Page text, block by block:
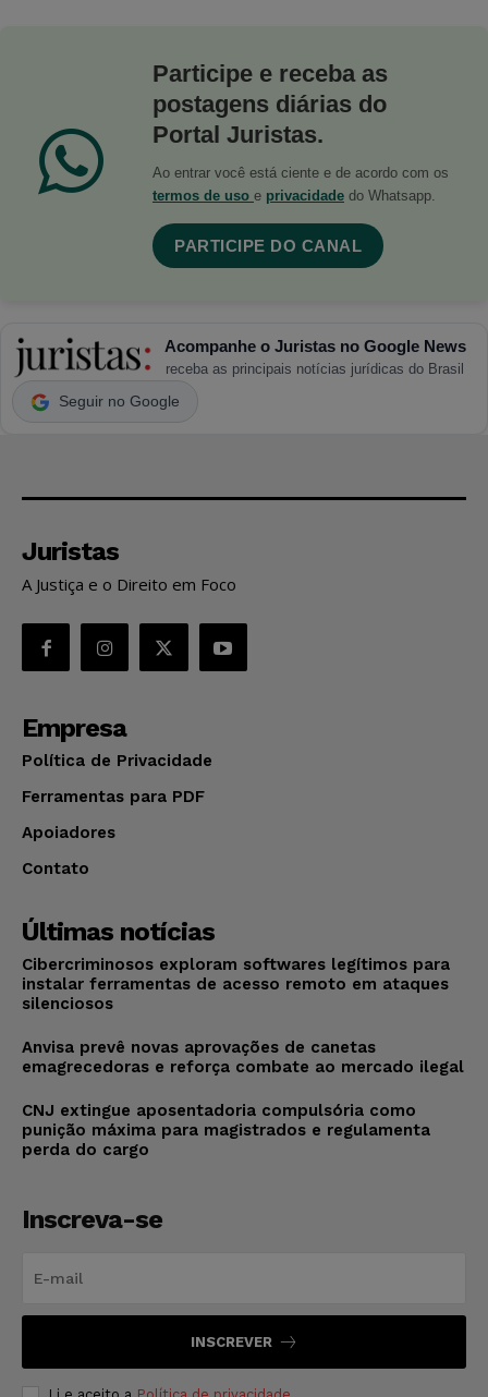
Participe e receba as
postagens diárias do
Portal Juristas.
Ao entrar você está ciente e de acordo com os
termos de uso e privacidade do Whatsapp.
PARTICIPE DO CANAL
Acompanhe o Juristas no Google News
receba as principais notícias jurídicas do Brasil
Seguir no Google
Juristas
A Justiça e o Direito em Foco
Empresa
Política de Privacidade
Ferramentas para PDF
Apoiadores
Contato
Últimas notícias
Cibercriminosos exploram softwares legítimos para
instalar ferramentas de acesso remoto em ataques
silenciosos
Anvisa prevê novas aprovações de canetas
emagrecedoras e reforça combate ao mercado ilegal
CNJ extingue aposentadoria compulsória como
punição máxima para magistrados e regulamenta
perda do cargo
Inscreva-se
INSCREVER